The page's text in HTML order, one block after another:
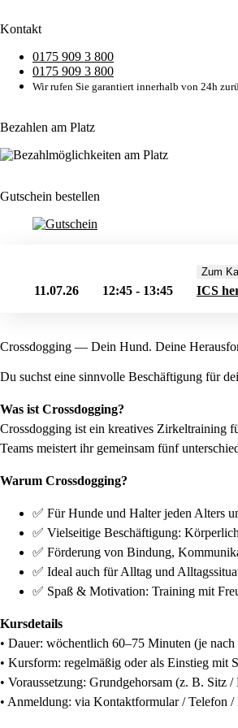
Kontakt
0175 909 3 800
0175 909 3 800
Wir rufen Sie garantiert innerhalb von 24h
Bezahlen am Platz
Gutschein bestellen
11.07.26 12:45 - 13:45
Zum
ICS
Crossdogging — Dein Hund. Deine
Du suchst eine sinnvolle Beschäftigung für
Was ist Crossdogging?
Crossdogging ist ein kreatives Zirkeltraining
Teams meistert ihr gemeinsam fünf
Warum Crossdogging?
✅ Für Hunde und Halter jeden Alters
✅ Vielseitige Beschäftigung:
✅ Förderung von Bindung,
✅ Ideal auch für Alltag und
✅ Spaß & Motivation: Training mit
Kursdetails
• Dauer: wöchentlich 60–75 Minuten (je
• Kursform: regelmäßig oder als Einstieg mit
• Voraussetzung: Grundgehorsam (z. B. Sitz
• Anmeldung: via Kontaktformular / Telefon